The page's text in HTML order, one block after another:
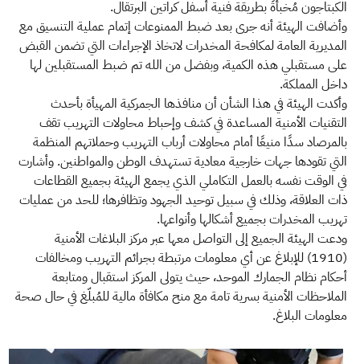
الكبتاجون مُخبأةً بطريقة فنية أسفل كراتين البرتقال.
وأضافت الهيئة أنه جرى بعد ضبط الممنوعات إتمام عملية التنسيق مع
المديرية العامة لمكافحة المخدرات لاتخاذ الإجراءات التي تضمن القبض
على مستقبلي هذه الكمية، وبفضل من الله تم ضبط المستقبلين لها
داخل المملكة.
وأكدت الهيئة في هذا الشأن أن منافذها الجمركية المهيأة بأحدث
التقنيات الأمنية المساعدة في كشف وإحباط محاولات التهريب تقف
بالمرصاد سدًا منيعًا أمام محاولات أرباب التهريب وحملاتهم المنظمة
التي تقودها جهات خارجية معادية تستهدف الوطن والمواطنين. وأشارت
في الوقت نفسه بالعمل التكاملي الذي يجمع الهيئة بجميع القطاعات
ذات العلاقة، وذلك في سبيل توحيد الجهود وتظافرها؛ للحد من عمليات
تهريب المخدرات بجميع أشكالها وأنواعها.
ودعت الهيئة الجميع إلى التواصل معها عبر مركز البلاغات الأمنية
(1910) للإبلاغ عن أي معلومات مرتبطة بجرائم التهريب ومخالفات
أحكام نظام الجمارك الموحد، حيث يتولى المركز استقبال ومتابعة
الملاحظات الأمنية بسرية تامة مع منح مكافأة مالية للمُبلّغ في حال صحة
معلومات البلاغ. ​